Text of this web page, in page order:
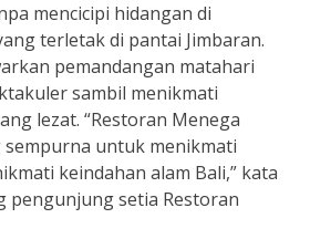
mencicipi hidangan di
terletak di pantai Jimbaran.
pemandangan matahari
sambil menikmati
lezat. “Restoran Menega
sempurna untuk menikmati
keindahan alam Bali,” kata
pengunjung setia Restoran